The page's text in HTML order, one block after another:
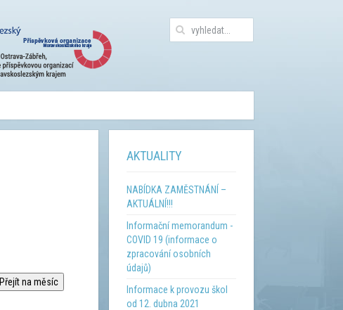
Přejít na měsíc
AKTUALITY
NABÍDKA ZAMĚSTNÁNÍ –
AKTUÁLNÍ!!!
Informační memorandum -
COVID 19 (informace o
zpracování osobních
údajů)
Informace k provozu škol
od 12. dubna 2021